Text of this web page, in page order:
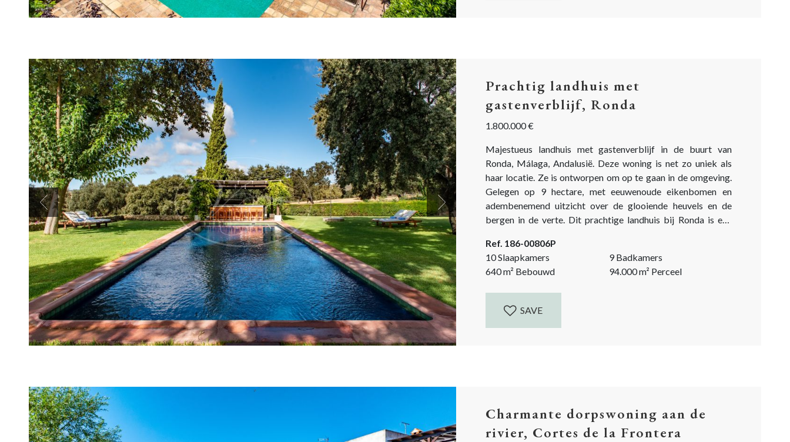
Previous Next
Prachtig landhuis met
gastenverblijf, Ronda
1.800.000 €
Majestueus landhuis met gastenverblijf in de buurt van
Ronda, Málaga, Andalusië. Deze woning is net zo uniek als
haar locatie. Ze is ontworpen om op te gaan in de omgeving.
Gelegen op 9 hectare, met eeuwenoude eikenbomen en
adembenemend uitzicht over de glooiende heuvels en de
bergen in de verte. Dit prachtige landhuis bij Ronda is een
dagelijkse sleur,...
Ref. 186-00806P
10 Slaapkamers
9 Badkamers
640m² Bebouwd 94.000m² Perceel
SAVE
Charmante dorpswoning aan de
rivier, Cortes de la Frontera